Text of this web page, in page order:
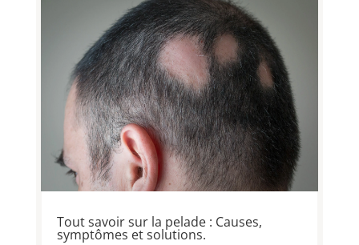
Tout savoir sur la pelade : Causes,
symptômes et solutions.